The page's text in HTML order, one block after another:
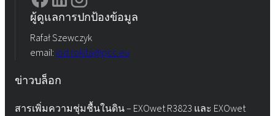
ผู้ดูแลการปกป้องข้อมูล
Rafał Szewczyk
email: iod.rokita@pcc.eu
ข่าวบล็อก
สารเพิ่มความชุ่มชื้นในดิน – EXOwet R3823 และ EXOwet